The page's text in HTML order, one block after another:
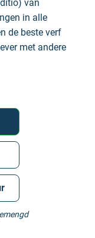
van
in alle
de beste verf
met andere